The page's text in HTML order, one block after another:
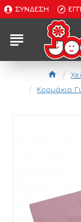
ΣΎΝΔΕΣΗ
Κορμάκια